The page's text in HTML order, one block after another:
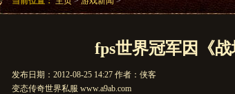
fps世界冠军因《
发布日期：2012-08-25 14:27 作者：侠客
变态传奇世界私服 www.a9ab.com